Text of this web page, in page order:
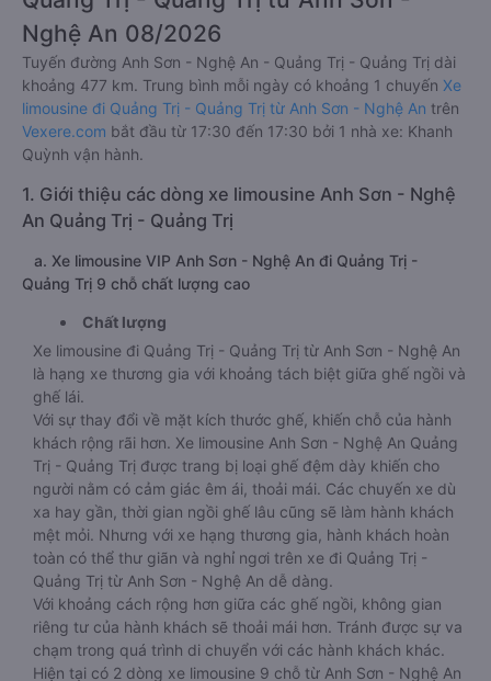
Nghệ An 08/2026
Tuyến đường Anh Sơn - Nghệ An - Quảng Trị - Quảng Trị dài
khoảng 477 km. Trung bình mỗi ngày có khoảng 1 chuyến Xe
limousine đi Quảng Trị - Quảng Trị từ Anh Sơn - Nghệ An trên
Vexere.com bắt đầu từ 17:30 đến 17:30 bởi 1 nhà xe: Khanh
Quỳnh vận hành.
1. Giới thiệu các dòng xe limousine Anh Sơn - Nghệ
An Quảng Trị - Quảng Trị
a. Xe limousine VIP Anh Sơn - Nghệ An đi Quảng Trị -
Quảng Trị 9 chỗ chất lượng cao
Chất lượng
Xe limousine đi Quảng Trị - Quảng Trị từ Anh Sơn - Nghệ An
là hạng xe thương gia với khoảng tách biệt giữa ghế ngồi và
ghế lái.
Với sự thay đổi về mặt kích thước ghế, khiến chỗ của hành
khách rộng rãi hơn. Xe limousine Anh Sơn - Nghệ An Quảng
Trị - Quảng Trị được trang bị loại ghế đệm dày khiến cho
người nằm có cảm giác êm ái, thoải mái. Các chuyến xe dù
xa hay gần, thời gian ngồi ghế lâu cũng sẽ làm hành khách
mệt mỏi. Nhưng với xe hạng thương gia, hành khách hoàn
toàn có thể thư giãn và nghỉ ngơi trên xe đi Quảng Trị -
Quảng Trị từ Anh Sơn - Nghệ An dễ dàng.
Với khoảng cách rộng hơn giữa các ghế ngồi, không gian
riêng tư của hành khách sẽ thoải mái hơn. Tránh được sự va
chạm trong quá trình di chuyển với các hành khách khác.
Hiện tại có 2 dòng xe limousine 9 chỗ từ Anh Sơn - Nghệ An